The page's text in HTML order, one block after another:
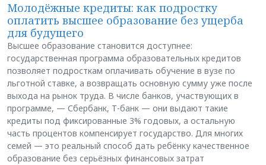
Молодёжные кредиты: как подростку
оплатить высшее образование без ущерба
для будущего
Высшее образование становится доступнее:
государственная программа образовательных кредитов
позволяет подросткам оплачивать обучение в вузе по
льготной ставке, а возвращать основную сумму уже после
выхода на рынок труда. В числе банков, участвующих в
программе, — Сбербанк, Т-банк — они выдают такие
кредиты под фиксированные 3% годовых, а остальную
часть процентов компенсирует государство. Для многих
семей — это реальный способ дать ребёнку качественное
образование без серьёзных финансовых затрат